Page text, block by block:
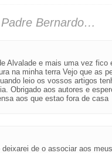
Bernardo…
Alvalade e mais uma vez
na minha terra Vejo que as
leio os vossos artigos
Obrigado aos autores e
aos que estao fora de casa
de o associar aos